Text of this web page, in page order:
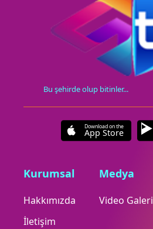
Bu şehirde olup bitinler...
Download on the
App Store
Kurumsal
Hakkımızda
İletişim
Medya
Video Galeri